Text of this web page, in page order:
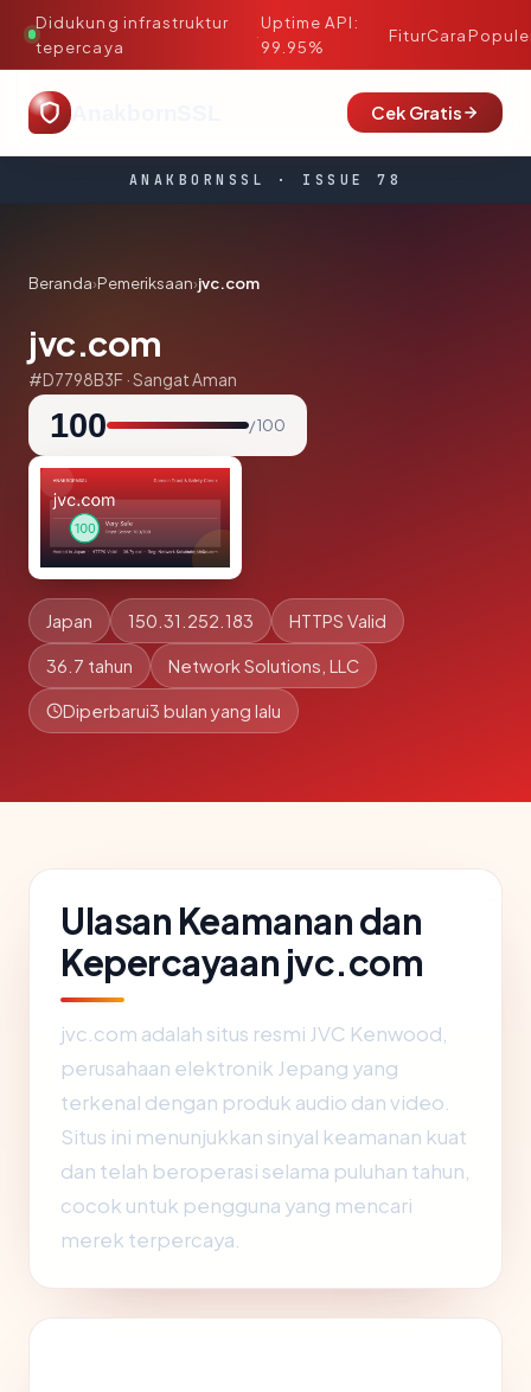
Didukung infrastruktur
tepercaya
·
Uptime API:
99.95%
FiturCara
Cek Gratis
ANAKBORNSSL · ISSUE 78
Beranda›Pemeriksaan›jvc.com
jvc.com
#D7798B3F · Sangat Aman
100 / 100
Japan 150.31.252.183 HTTPS Valid
36.7 tahun Network Solutions, LLC
Diperbarui3 bulan yang lalu
Ulasan Keamanan dan
Kepercayaan jvc.com
jvc.com adalah situs resmi JVC Kenwood,
perusahaan elektronik Jepang yang
terkenal dengan produk audio dan video.
Situs ini menunjukkan sinyal keamanan kuat
dan telah beroperasi selama puluhan tahun,
cocok untuk pengguna yang mencari
merek terpercaya.